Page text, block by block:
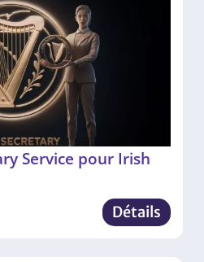
Service pour Irish
Détails